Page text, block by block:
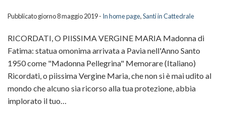
Pubblicato giorno 8 maggio 2019 - In home page,Santi in Cattedrale
RICORDATI, O PIISSIMA VERGINE MARIA Madonna di
Fatima: statua omonima arrivata a Pavia nell'Anno Santo
1950 come "Madonna Pellegrina" Memorare (Italiano)
Ricordati, o piissima Vergine Maria, che non si è mai udito al
mondo che alcuno sia ricorso alla tua protezione, abbia
implorato il tuo…